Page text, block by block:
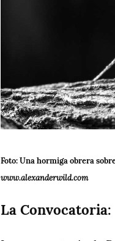
www.alexanderwild.com
La Convocatoria: